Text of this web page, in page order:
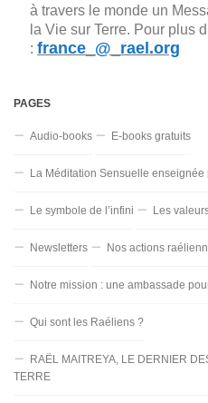
à travers le monde un
la Vie sur Terre. Pour plus
: france_@_rael.org
PAGES
Audio-books E-books gratuits
La Méditation Sensuelle enseignée
Le symbole de l’infini Les
Newsletters Nos actions
Notre mission : une ambassade
Qui sont les Raéliens ?
RAËL MAITREYA, LE DERNIER
TERRE